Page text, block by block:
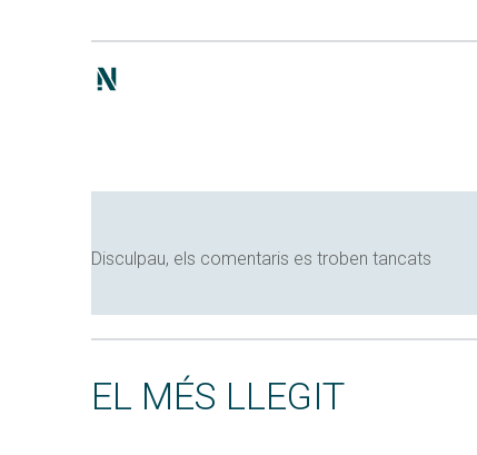
Disculpau, els comentaris es troben tancats
EL MÉS LLEGIT